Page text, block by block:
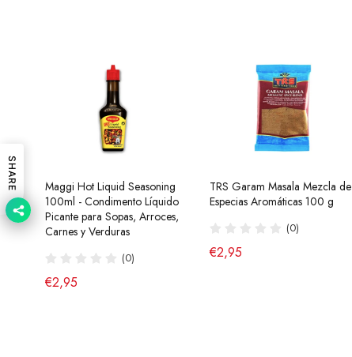
Maggi Hot Liquid Seasoning
100ml - Condimento Líquido
Picante para Sopas, Arroces,
Carnes y Verduras
(0)
€2,95
TRS Garam Masala Mezcla de
Especias Aromáticas 100 g
(0)
€2,95
Ramen Buldak Carbonara
Coreano (Halal) 130g SamYang
(40)
Salsa de Chili Crujiente 210g
Laoganma
(43)
€4,95
SHARE